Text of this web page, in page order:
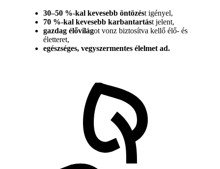
30–50 %-kal kevesebb öntözést igényel,
70 %-kal kevesebb karbantartást jelent,
gazdag élővilágot vonz biztosítva kellő élő- és
életteret,
egészséges, vegyszermentes élelmet ad.